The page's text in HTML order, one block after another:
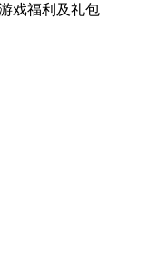
戏福利 及礼包